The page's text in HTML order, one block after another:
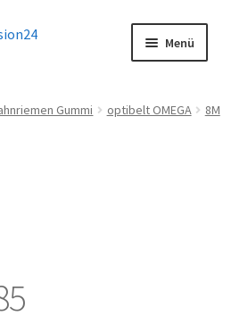
Menü
Gummi optibelt OMEGA
8M